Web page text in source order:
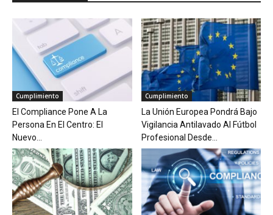
Cumplimiento
El Compliance Pone A La
Persona En El Centro: El
Nuevo...
Cumplimiento
La Unión Europea Pondrá Bajo
Vigilancia Antilavado Al Fútbol
Profesional Desde...